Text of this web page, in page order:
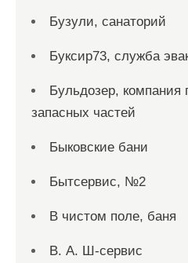
Бузули, санаторий
Буксир73, служба
Бульдозер, компания
запасных частей
Быковские бани
Бытсервис, №2
В чистом поле, баня
В. А. Ш-сервис